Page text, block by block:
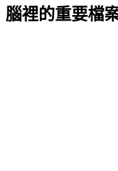
腦裡的重要檔